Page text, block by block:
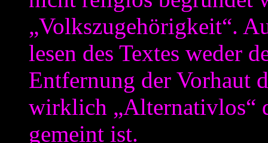
„Volkszugehörigkeit“.
lesen des Textes weder
Entfernung der Vorhaut
wirklich „Alternativlos“
gemeint ist.